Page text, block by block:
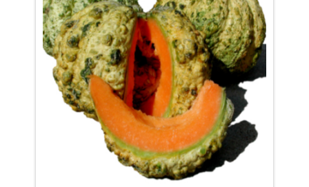
Vantaggi: Per mercati con pezzature
grandi Omogeneità della produzione
Ottimo colore Grande conservabilità